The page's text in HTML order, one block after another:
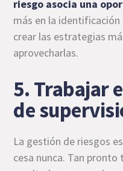
riesgo asocia una
más en la
crear las estrategias
aprovecharlas.
5. Trabajar
de
La gestión de riesgos
cesa nunca. Tan